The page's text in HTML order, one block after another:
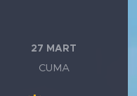
27 MART
CUMA